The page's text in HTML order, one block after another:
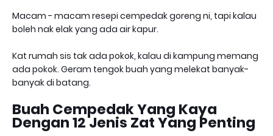
Macam - macam resepi cempedak goreng ni, tapi kalau
boleh nak elak yang ada air kapur.
Kat rumah sis tak ada pokok, kalau di kampung memang
ada pokok. Geram tengok buah yang melekat banyak-
banyak di batang.
Buah Cempedak Yang Kaya
Dengan 12 Jenis Zat Yang Penting